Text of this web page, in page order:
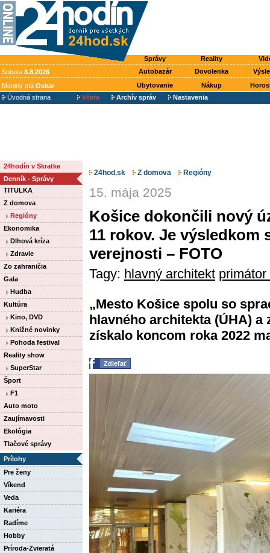
Správy Reality
Sobota 8.8.2026 Autobazár Dovolenka
Meniny má Oskar Ubytovanie Nákup
Úvodná strana
Včera Archív správ Nastavenia
24hodín v Skratke
Denník - Správy
TITULKA
Z domova
Regióny
Ekonomika
Dlhová kríza
Zdravie
Zo zahraničia
Gala
Hudba
Kultúra
Kino, DVD
Knižné novinky
Pohoda festival
Reality show
SuperStar
Šport
F1
Auto moto
Zaujímavosti
Ekológia
Tlačové správy
Prílohy
Pre ženy
Víkend
Veda
Kariéra
Radíme
Hobby
Príroda-Zvieratá
24hod.sk Z domova Regióny
15. mája 2025
Košice dokončili nový
11 rokov. Je
verejnosti – FOTO
Tagy: hlavný architekt
„Mesto Košice spolu so
hlavného architekta (ÚHA)
získalo koncom roka 2022
Zdieľať